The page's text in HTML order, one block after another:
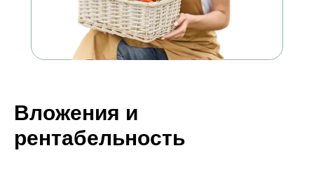
Вложения и
рентабельность